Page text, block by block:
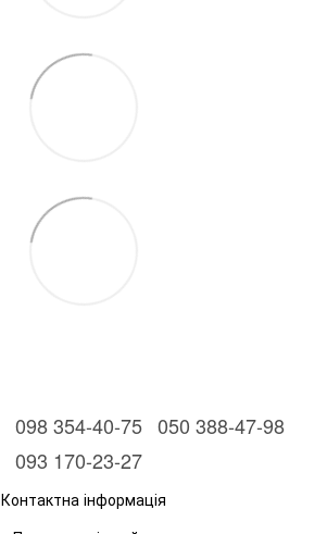
098 354-40-75 050 388-47-98
093 170-23-27
Контактна інформація